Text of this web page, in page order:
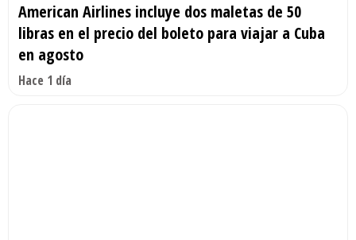
American Airlines incluye dos maletas de 50
libras en el precio del boleto para viajar a Cuba
en agosto
Hace 1 día